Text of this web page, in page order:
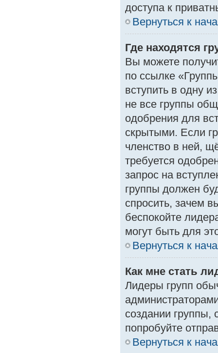
доступа к
Вернуться к
Где находятся
Вы можете
по ссылке
вступить в одну
не все группы
одобрения для
скрытыми. Если
членство в ней,
требуется
запрос на
группы должен
спросить, зачем
беспокойте
могут быть для
Вернуться к
Как мне стать
Лидеры групп
создании группы,
попробуйте
Вернуться к